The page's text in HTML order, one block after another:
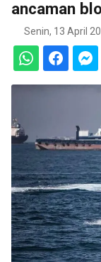
ancaman
Senin, 13 April